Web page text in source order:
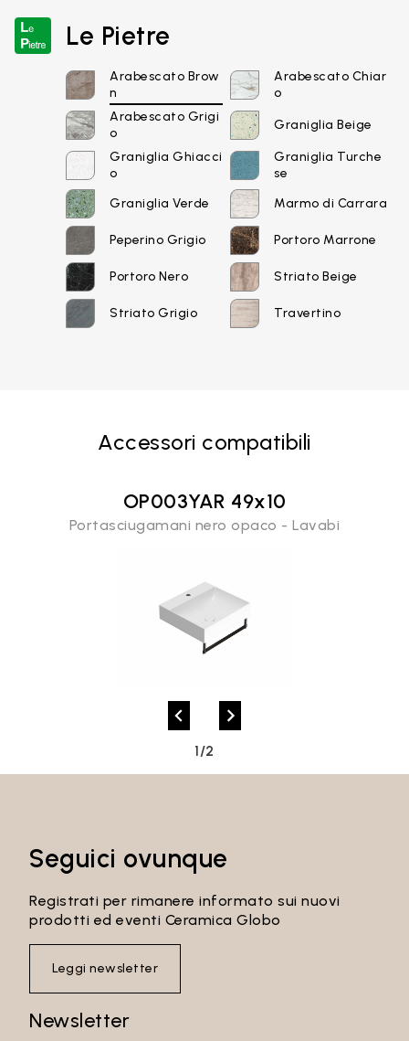
Email*
Recupera password
Le Pietre
Arabescato Brow
n
Arabescato Chiar
o
Arabescato Grigi
o
Graniglia Beige
Graniglia Ghiacci
o
Graniglia Turche
se
Graniglia Verde
Marmo di Carrara
Peperino Grigio Portoro Marrone
Portoro Nero Striato Beige
Striato Grigio Travertino
Accessori compatibili
OP003YAR 49x10
Portasciugamani nero opaco - Lavabi
1/2
Seguici ovunque
Registrati per rimanere informato sui nuovi
prodotti ed eventi Ceramica Globo
Leggi newsletter
Newsletter